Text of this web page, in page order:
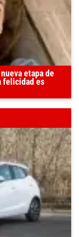
etapa de
felicidad es